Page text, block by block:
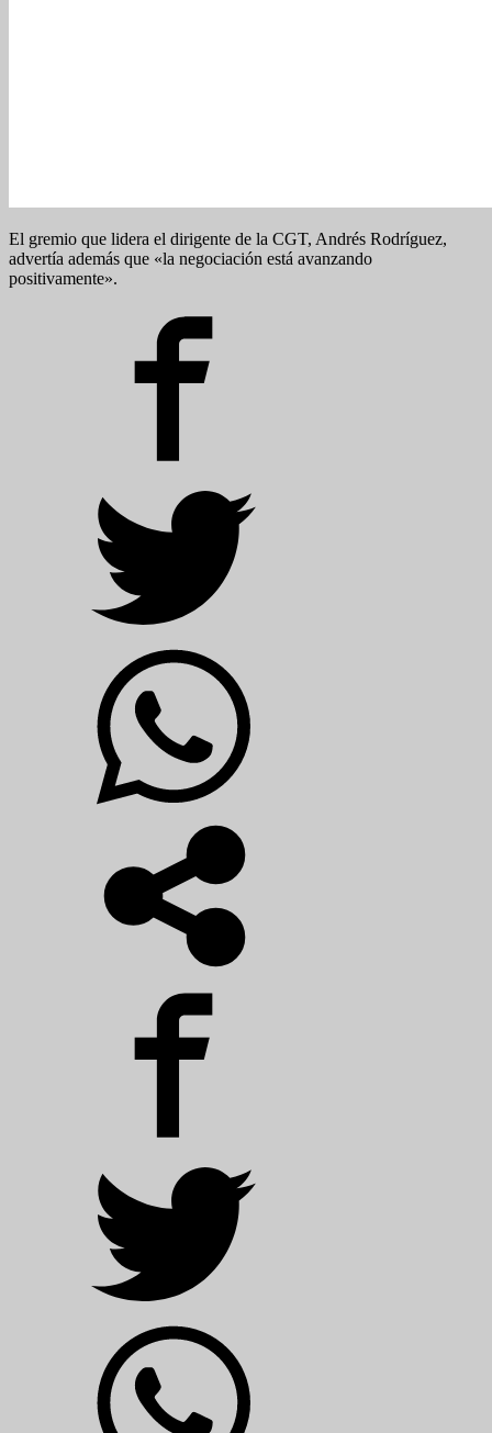
El gremio que lidera el dirigente de la CGT, Andrés Rodríguez,
advertía además que «la negociación está avanzando
positivamente».